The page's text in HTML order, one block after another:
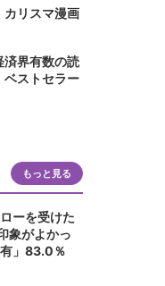
リスマ漫画
済界有数の読
ストセラー
もっと見る
ーを受けた
象がよかっ
有」83.0％